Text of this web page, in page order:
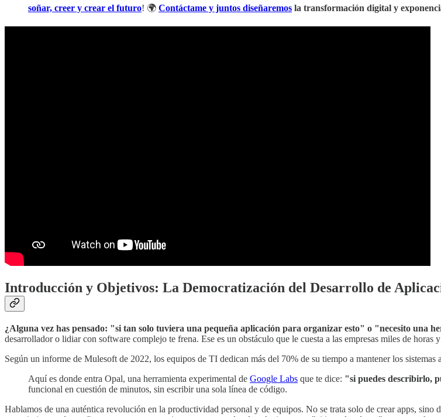
soñar, creer y crear el futuro! 🌍 Contáctame y juntos diseñaremos la transformación digital y
Introducción y Objetivos: La Democratización del Desarrollo de
¿Alguna vez has pensado: "si tan solo tuviera una pequeña aplicación para organizar esto" o "necesito una
desarrollador o lidiar con software complejo te frena. Ese es un obstáculo que le cuesta a las empresas miles de horas
Según un informe de Mulesoft de 2022, los equipos de TI dedican más del 70% de su tiempo a mantener los
Aquí es donde entra Opal, una herramienta experimental de Google Labs que te dice: "si puedes describirlo,
funcional en cuestión de minutos, sin escribir una sola línea de código.
Hablamos de una auténtica revolución en la productividad personal y de equipos. No se trata solo de crear apps,